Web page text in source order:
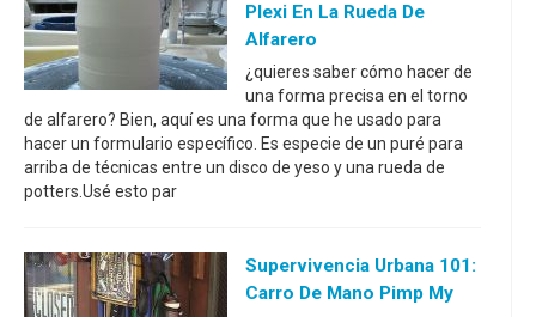
Plexi En La Rueda De
Alfarero
¿quieres saber cómo hacer de
una forma precisa en el torno
de alfarero? Bien, aquí es una forma que he usado para
hacer un formulario específico. Es especie de un puré para
arriba de técnicas entre un disco de yeso y una rueda de
potters.Usé esto par
Supervivencia Urbana 101:
Carro De Mano Pimp My